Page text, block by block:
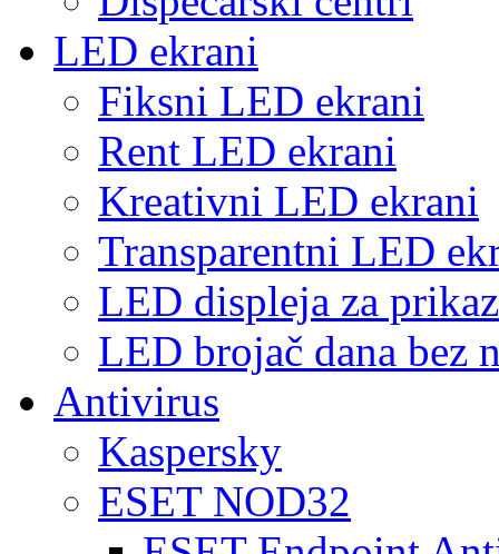
LED ekrani
Fiksni LED ekrani
Rent LED ekrani
Kreativni LED ekrani
Transparentni LED
LED displeja za
LED brojač dana bez
Antivirus
Kaspersky
ESET NOD32